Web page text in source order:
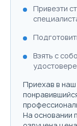
2.0 л.
Выберите
Параметры
Привезти
Взять с
Приехав в
На основании